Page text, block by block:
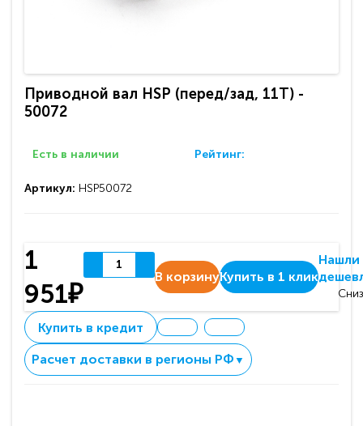
Приводной вал HSP (перед/зад, 11T) -
50072
Есть в наличии Рейтинг:
Артикул: HSP50072
1
951₽
В корзинуКупить в 1 клик
Нашли
Купить в кредит
Расчет доставки в регионы РФ ▼